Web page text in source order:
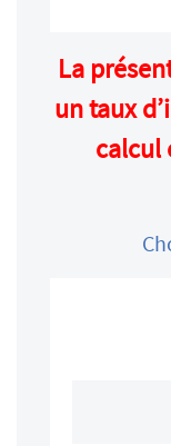
La
un taux
calcul